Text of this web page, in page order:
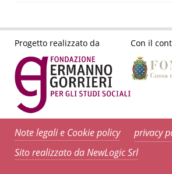
Progetto realizzato da Con il
Note legali e Cookie policy
privacy
Sito realizzato da NewLogic Srl